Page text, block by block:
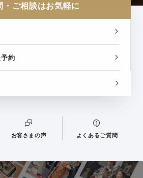
・ご相談はお気軽に
約
お客さまの声 よくあるご質問